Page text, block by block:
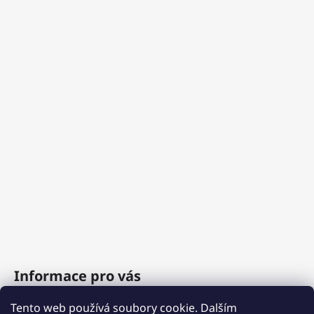
Tento web používá soubory cookie. Dalším
Informace pro vás
O nás